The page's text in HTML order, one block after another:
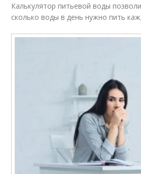
Калькулятор питьевой воды
сколько воды в день нужно пить